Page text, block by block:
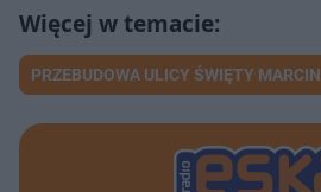
PRZEBUDOWA ULICY ŚWIĘTY MARCIN